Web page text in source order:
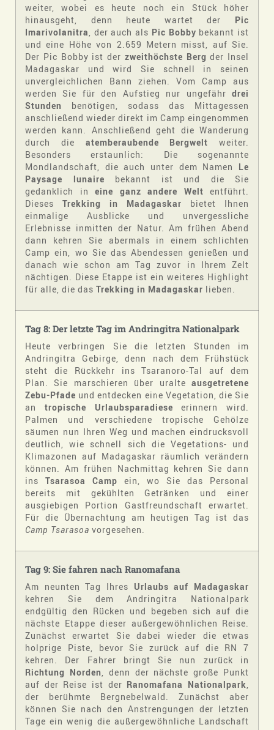
weiter, wobei es heute noch ein Stück höher
hinausgeht, denn heute wartet der Pic
Imarivolanitra , der auch als Pic Bobby bekannt ist
und eine Höhe von 2.659 Metern misst, auf Sie.
Der Pic Bobby ist der zweithöchste Berg der Insel
Madagaskar und wird Sie schnell in seinen
unvergleichlichen Bann ziehen. Vom Camp aus
werden Sie für den Aufstieg nur ungefähr drei
Stunden benötigen, sodass das Mittagessen
anschließend wieder direkt im Camp eingenommen
werden kann. Anschließend geht die Wanderung
durch die atemberaubende Bergwelt weiter.
Besonders erstaunlich: Die sogenannte
Mondlandschaft, die auch unter dem Namen Le
Paysage lunaire bekannt ist und die Sie
gedanklich in eine ganz andere Welt entführt.
Dieses Trekking in Madagaskar bietet Ihnen
einmalige Ausblicke und unvergessliche
Erlebnisse inmitten der Natur. Am frühen Abend
dann kehren Sie abermals in einem schlichten
Camp ein, wo Sie das Abendessen genießen und
danach wie schon am Tag zuvor in Ihrem Zelt
nächtigen. Diese Etappe ist ein weiteres Highlight
für alle, die das Trekking in Madagaskar lieben.
Tag 8: Der letzte Tag im Andringitra Nationalpark
Heute verbringen Sie die letzten Stunden im
Andringitra Gebirge, denn nach dem Frühstück
steht die Rückkehr ins Tsaranoro-Tal auf dem
Plan. Sie marschieren über uralte ausgetretene
Zebu-Pfade und entdecken eine Vegetation, die Sie
an tropische Urlaubsparadiese erinnern wird.
Palmen und verschiedene tropische Gehölze
säumen nun Ihren Weg und machen eindrucksvoll
deutlich, wie schnell sich die Vegetations- und
Klimazonen auf Madagaskar räumlich verändern
können. Am frühen Nachmittag kehren Sie dann
ins Tsarasoa Camp ein, wo Sie das Personal
bereits mit gekühlten Getränken und einer
ausgiebigen Portion Gastfreundschaft erwartet.
Für die Übernachtung am heutigen Tag ist das
Camp Tsarasoa vorgesehen.
Tag 9: Sie fahren nach Ranomafana
Am neunten Tag Ihres Urlaubs auf Madagaskar
kehren Sie dem Andringitra Nationalpark
endgültig den Rücken und begeben sich auf die
nächste Etappe dieser außergewöhnlichen Reise.
Zunächst erwartet Sie dabei wieder die etwas
holprige Piste, bevor Sie zurück auf die RN 7
kehren. Der Fahrer bringt Sie nun zurück in
Richtung Norden , denn der nächste große Punkt
auf der Reise ist der Ranomafana Nationalpark
der berühmte Bergnebelwald. Zunächst aber
können Sie nach den Anstrengungen der letzten
Tage ein wenig die außergewöhnliche Landschaft